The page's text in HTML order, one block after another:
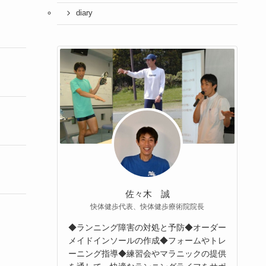
diary
佐々木 誠
快体健歩代表、快体健歩療術院院長
◆ランニング障害の対処と予防◆オーダー
メイドインソールの作成◆フォームやトレ
ーニング指導◆練習会やマラニックの提供